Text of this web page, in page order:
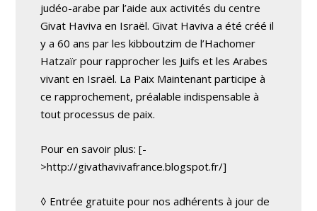
judéo-arabe par l’aide aux activités du centre
Givat Haviva en Israël. Givat Haviva a été créé il
y a 60 ans par les kibboutzim de l’Hachomer
Hatzaïr pour rapprocher les Juifs et les Arabes
vivant en Israël. La Paix Maintenant participe à
ce rapprochement, préalable indispensable à
tout processus de paix.
Pour en savoir plus: [-
>http://givathavivafrance.blogspot.fr/]
◊ Entrée gratuite pour nos adhérents à jour de